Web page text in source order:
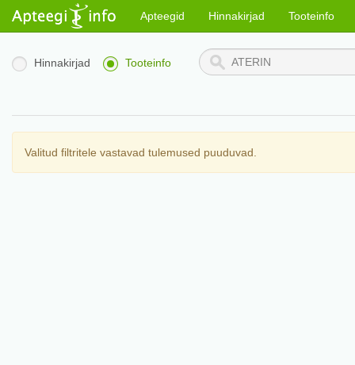
Apteegid Hinnakirjad Tooteinfo
Hinnakirjad Tooteinfo
Valitud filtritele vastavad tulemused puuduvad.